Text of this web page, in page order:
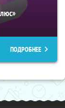
ПОДРОБНЕЕ